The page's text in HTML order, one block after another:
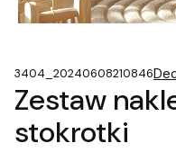
3404_20240608210846
Zestaw
stokrotki